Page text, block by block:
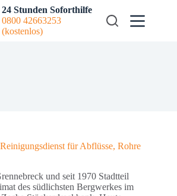
24 Stunden Soforthilfe
0800 42663253
(kostenlos)
für Abflüsse, Rohre
und seit 1970 Stadtteil
des südlichsten Bergwerkes im